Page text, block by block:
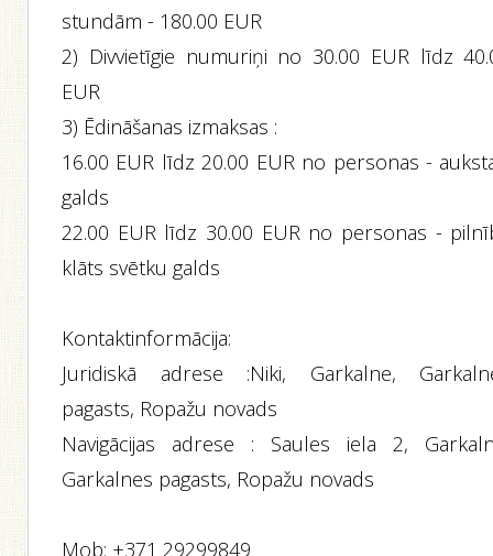
stundām - 180.00 EUR
2) Divvietīgie numuriņi no 30.00 EUR līdz
EUR
3) Ēdināšanas izmaksas :
16.00 EUR līdz 20.00 EUR no personas -
galds
22.00 EUR līdz 30.00 EUR no personas -
klāts svētku galds
Kontaktinformācija:
Juridiskā adrese :Niki, Garkalne,
pagasts, Ropažu novads
Navigācijas adrese : Saules iela 2,
Garkalnes pagasts, Ropažu novads
Mob: +371 29299849